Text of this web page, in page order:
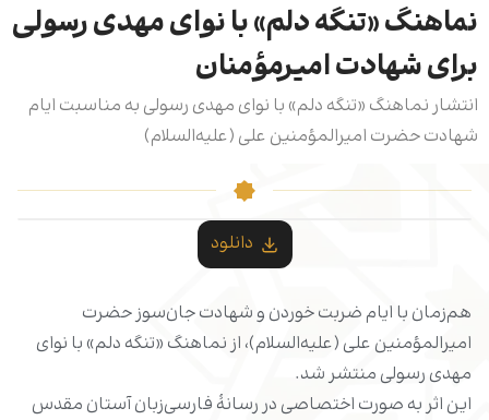
نماهنگ «تنگه دلم» با نوای مهدی رسولی
برای شهادت امیرمؤمنان
انتشار نماهنگ «تنگه دلم» با نوای مهدی رسولی به مناسبت ایام
شهادت حضرت امیرالمؤمنین علی (علیه‌السلام)
دانلود
هم‌زمان با ایام ضربت خوردن و شهادت جان‌سوز حضرت
امیرالمؤمنین علی (علیه‌السلام)، از نماهنگ «تنگه دلم» با نوای
مهدی رسولی منتشر شد.
این اثر به صورت اختصاصی در رسانۀ فارسی‌زبان آستان مقدس